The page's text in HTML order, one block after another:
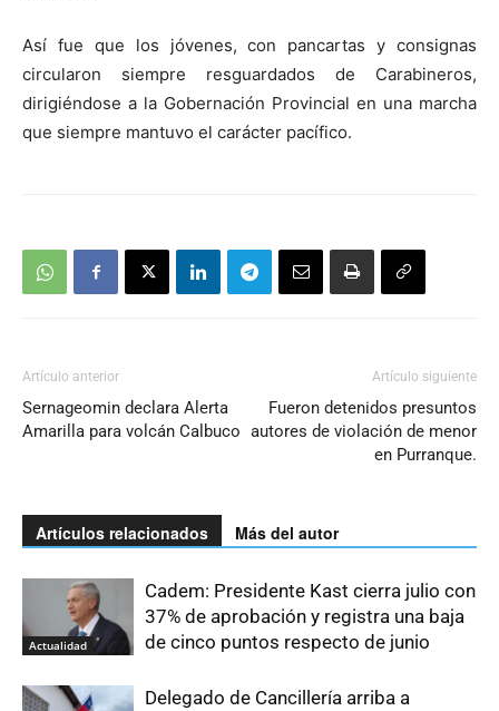
Así fue que los jóvenes, con pancartas y consignas
circularon siempre resguardados de Carabineros,
dirigiéndose a la Gobernación Provincial en una marcha
que siempre mantuvo el carácter pacífico.
Artículo anterior
Sernageomin declara Alerta
Amarilla para volcán Calbuco
Artículo siguiente
Fueron detenidos presuntos
autores de violación de menor
en Purranque.
Artículos relacionados Más del autor
Actualidad
Cadem: Presidente Kast cierra julio con
37% de aprobación y registra una baja
de cinco puntos respecto de junio
Delegado de Cancillería arriba a